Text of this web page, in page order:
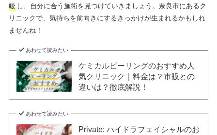
較し、自分に合う施術を見つけていきましょう。奈良市にあるク
リニックで、気持ちを前向きにするきっかけが生まれるかもしれ
ませんね！
あわせて読みたい
ケミカルピーリングのおすすめ人
気クリニック｜料金は？市販との
違いは？徹底解説！
あわせて読みたい
Private: ハイドラフェイシャルのお